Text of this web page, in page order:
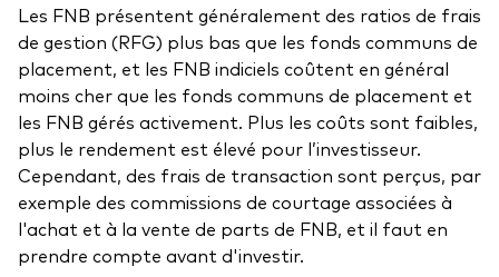
À propos de nos produits
Outils pour les conseillers
Analysez des portefeuilles
Outil de comparaison des fonds
Éducation
Événements et webinaires
Centre de soutien pour les titres à revenu fixe
Notre plus importante réduction des
frais
Les FNB présentent généralement des ratios de frais
de gestion (RFG) plus bas que les fonds communs de
placement, et les FNB indiciels coûtent en général
moins cher que les fonds communs de placement et
les FNB gérés activement. Plus les coûts sont faibles,
plus le rendement est élevé pour l’investisseur.
Cependant, des frais de transaction sont perçus, par
exemple des commissions de courtage associées à
l'achat et à la vente de parts de FNB, et il faut en
prendre compte avant d'investir.